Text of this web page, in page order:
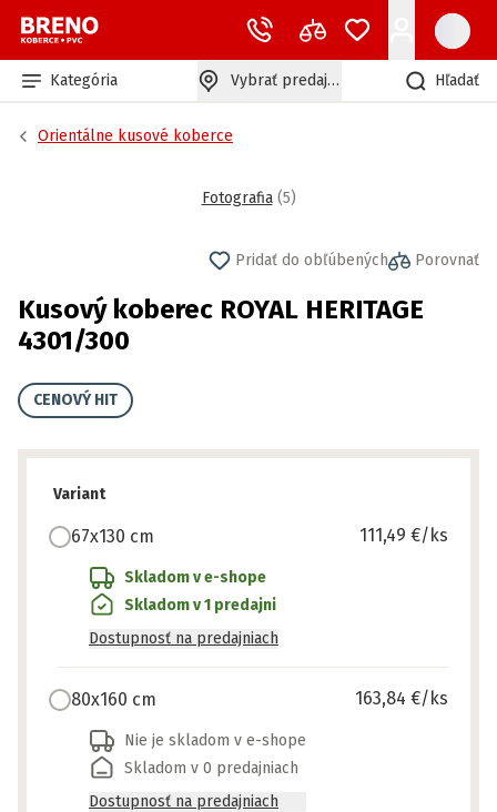
Kategória Vybrať predajňu Hľadať
Orientálne kusové koberce
Fotografia (5)
Pridať do obľúbených Porovnať
Kusový koberec ROYAL HERITAGE
4301/300
CENOVÝ HIT
Variant
67x130 cm 111,49 €/ks
Skladom v e-shope
Skladom v 1 predajni
Dostupnosť na predajniach
80x160 cm 163,84 €/ks
Nie je skladom v e-shope
Skladom v 0 predajniach
Dostupnosť na predajniach